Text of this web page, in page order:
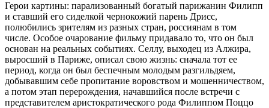
Герои картины: парализованный богатый парижанин Филипп
и ставший его сиделкой чернокожий парень Дрисс,
полюбились зрителям из разных стран, россиянам в том
числе. Особое очарование фильму придавало то, что он был
основан на реальных событиях. Селлу, выходец из Алжира,
выросший в Париже, описал свою жизнь: сначала тот ее
период, когда он был беспечным молодым разгильдяем,
добывавшим себе пропитание воровством и мошенничеством,
а потом этап перерождения, начавшийся после встречи с
представителем аристократического рода Филиппом Поццо